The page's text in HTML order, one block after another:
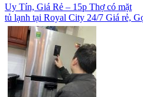
Uy Tín, Giá Rẻ – 15p Thợ có mặt
tủ lạnh tại Royal City 24/7 Giá rẻ,